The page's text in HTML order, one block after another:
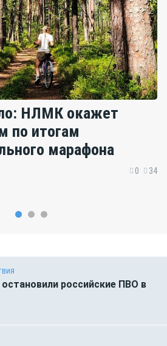
НЛМК окажет
по итогам
марафона
0 34
российские ПВО в